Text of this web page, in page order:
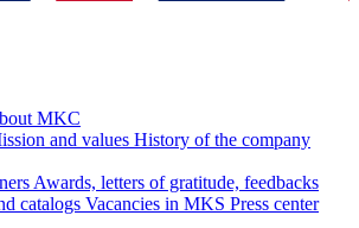
MKC
and values History of the company
Awards, letters of gratitude, feedbacks
catalogs Vacancies in MKS Press center